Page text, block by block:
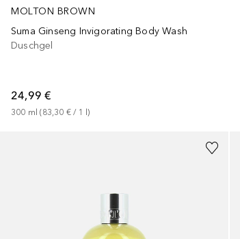
MOLTON BROWN
Suma Ginseng Invigorating Body Wash
Duschgel
24,99 €
300 ml (83,30 € / 1 l)